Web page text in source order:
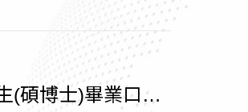
(碩博士)畢業口試